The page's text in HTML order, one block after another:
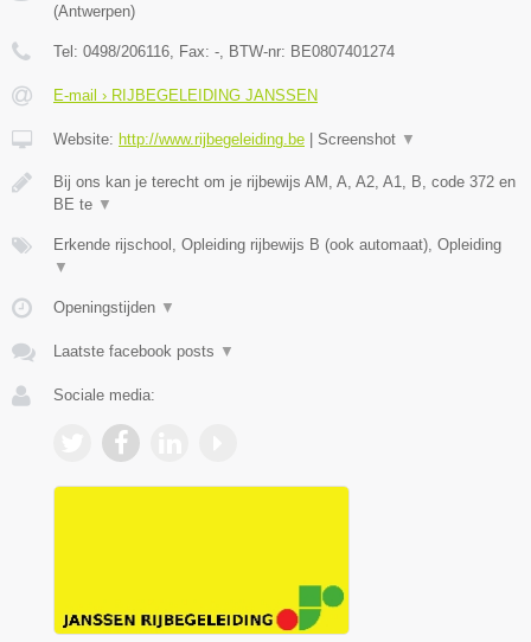
(Antwerpen)
Tel: 0498/206116, Fax: -, BTW-nr: BE0807401274
E-mail › RIJBEGELEIDING JANSSEN
Website: http://www.rijbegeleiding.be Screenshot ▼
Bij ons kan je terecht om je rijbewijs AM, A, A2, A1, B, code 372 en
BE te ▼
Erkende rijschool, Opleiding rijbewijs B (ook automaat), Opleiding
▼
Openingstijden ▼
Laatste facebook posts ▼
Sociale media: